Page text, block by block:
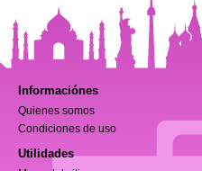
Informaciónes
Quienes somos
Condiciones de uso
Utilidades